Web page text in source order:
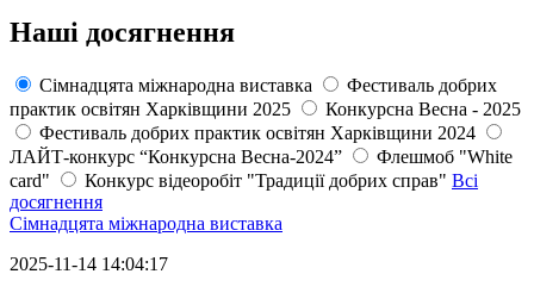
Наші досягнення
Сімнадцята міжнародна виставка
Фестиваль добрих
практик освітян Харківщини 2025
Конкурсна Весна - 2025
Фестиваль добрих практик освітян Харківщини 2024
ЛАЙТ-конкурс “Конкурсна Весна-2024”
Флешмоб "White
card"
Конкурс відеоробіт "Традиції добрих справ" Всі
досягнення
Сімнадцята міжнародна виставка
2025-11-14 14:04:17